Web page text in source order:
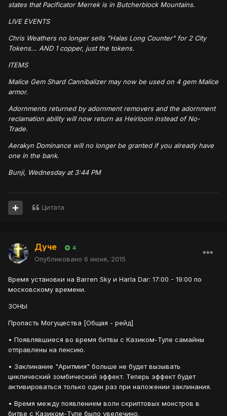
states that Pacificator Merrek is in Butcherblock Mountains.
LIVE EVENTS
Chris Weathers no longer sells "Halas Long Counter" for 2 City
Tokens... AND 1 copper, just the tokens.
ITEMS
Malice Gem Shard Cannibalizer may now be used on 4 gem Malice
armor.
Adornments returned by adornment removers and the adornment
reclamation ability will now return as Heirloom instead of No-
Trade.
Aerakyn Dominance will no longer be granted if you already have
one in the bank.
Bunji, Wednesday at 3:44 PM
Цитата
Дуче 4
Опубликовано 6 июня, 2015
Время установки на Barren Sky и Harla Dar: 17:00 - 19:00 по
московскому времени.
ЗОНЫ
Пропасть Могущества [Общая - рейд]
• Появлявшиеся во время битвы с Казиком-Туле самайны
отправлены на пенсию.
• Заклинание "Аритмия" больше не будет вызывать
циклический зомбический эффект. Теперь эффект будет
активироваться только один раз при наложении заклинания.
• Время между появлением волн скриптовых монстров в
битве с Казиком-Туле было увелечино.